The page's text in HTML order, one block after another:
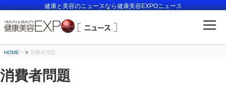
健康と美容のニュースなら健康美容EXPOニュース
HOME > 消費者問題
消費者問題